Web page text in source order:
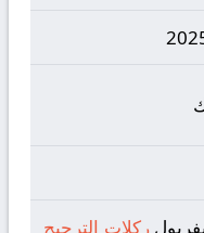
ركلات الترجيح